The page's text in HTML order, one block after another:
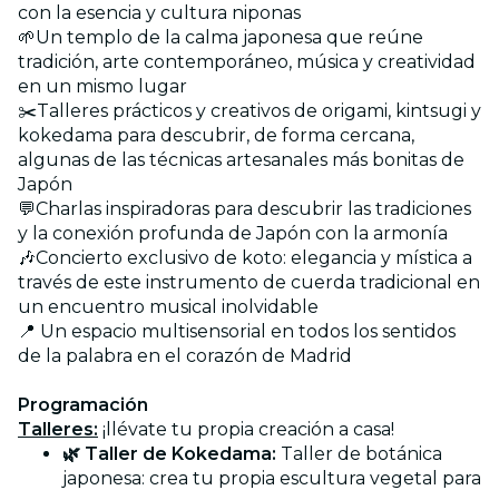
con la esencia y cultura niponas
🌱Un templo de la calma japonesa que reúne
tradición, arte contemporáneo, música y creatividad
en un mismo lugar
✂️Talleres prácticos y creativos de origami, kintsugi y
kokedama para descubrir, de forma cercana,
algunas de las técnicas artesanales más bonitas de
Japón
💬Charlas inspiradoras para descubrir las tradiciones
y la conexión profunda de Japón con la armonía
🎶Concierto exclusivo de koto: elegancia y mística a
través de este instrumento de cuerda tradicional en
un encuentro musical inolvidable
📍 Un espacio multisensorial en todos los sentidos
de la palabra en el corazón de Madrid
Programación
Talleres: ¡llévate tu propia creación a casa!
🌿 Taller de Kokedama: Taller de botánica
japonesa: crea tu propia escultura vegetal para